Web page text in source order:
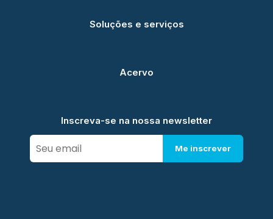
Soluções e serviços
Acervo
Inscreva-se na nossa newsletter
Me inscrever